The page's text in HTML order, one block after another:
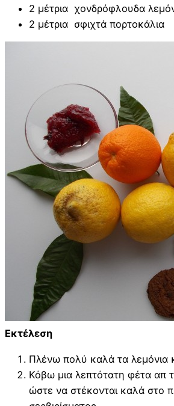
2 μέτρια χονδρόφλουδα
2 μέτρια σφιχτά πορτοκάλια
Εκτέλεση
Πλένω πολύ καλά τα λεμόνια
Κόβω μια λεπτότατη φέτα απ
ώστε να στέκονται καλά στο